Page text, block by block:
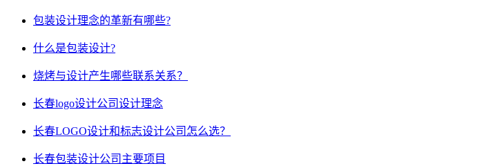
包装设计理念的革新有哪些?
什么是包装设计?
烧烤与设计产生哪些联系关系？
长春logo设计公司设计理念
长春LOGO设计和标志设计公司怎么选？
长春包装设计公司主要项目